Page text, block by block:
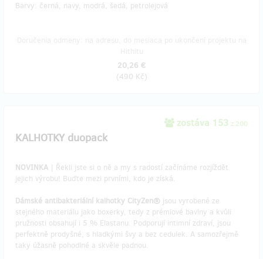
Barvy: černá, navy, modrá, šedá, petrolejová
20,26 €
(490 Kč)
zostáva 153 z 200
KALHOTKY duopack
NOVINKA | Řekli jste si o ně a my s radostí začínáme rozjíždět
jejich výrobu! Buďte mezi prvními, kdo je získá.
Dámské antibakteriální kalhotky CityZen® jsou vyrobené ze
stejného materiálu jako boxerky, tedy z prémiové bavlny a kvůli
pružnosti obsahují i 5 % Elastanu. Podporují intimní zdraví, jsou
perfektně prodyšné, s hladkými švy a bez cedulek. A samozřejmě
taky úžasně pohodlné a skvěle padnou.